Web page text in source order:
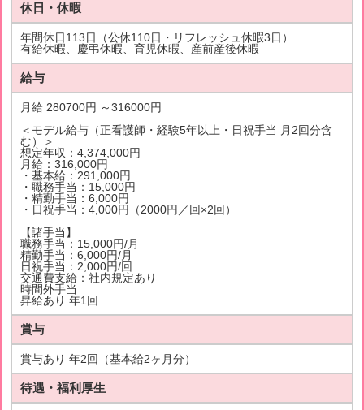
休日・休暇
年間休日113日（公休110日・リフレッシュ休暇3日）
有給休暇、慶弔休暇、育児休暇、産前産後休暇
給与
月給 280700円 ～316000円
＜モデル給与（正看護師・経験5年以上・日祝手当 月2回分含
む）＞
想定年収：4,374,000円
月給：316,000円
・基本給：291,000円
・職務手当：15,000円
・精勤手当：6,000円
・日祝手当：4,000円（2000円／回×2回）
【諸手当】
職務手当：15,000円/月
精勤手当：6,000円/月
日祝手当：2,000円/回
交通費支給：社内規定あり
時間外手当
昇給あり 年1回
賞与
賞与あり 年2回（基本給2ヶ月分）
待遇・福利厚生